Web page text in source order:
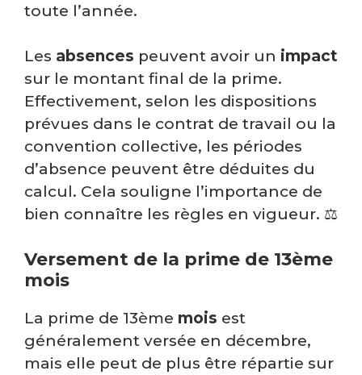
toute l’année.
Les absences peuvent avoir un impact
sur le montant final de la prime.
Effectivement, selon les dispositions
prévues dans le contrat de travail ou la
convention collective, les périodes
d’absence peuvent être déduites du
calcul. Cela souligne l’importance de
bien connaître les règles en vigueur. ⚖️
Versement de la prime de 13ème
mois
La prime de 13ème mois est
généralement versée en décembre,
mais elle peut de plus être répartie sur